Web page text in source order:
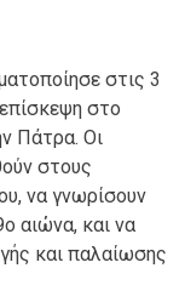
στις 3
στο
Πάτρα. Οι
στους
να γνωρίσουν
αιώνα, και να
και παλαίωσης